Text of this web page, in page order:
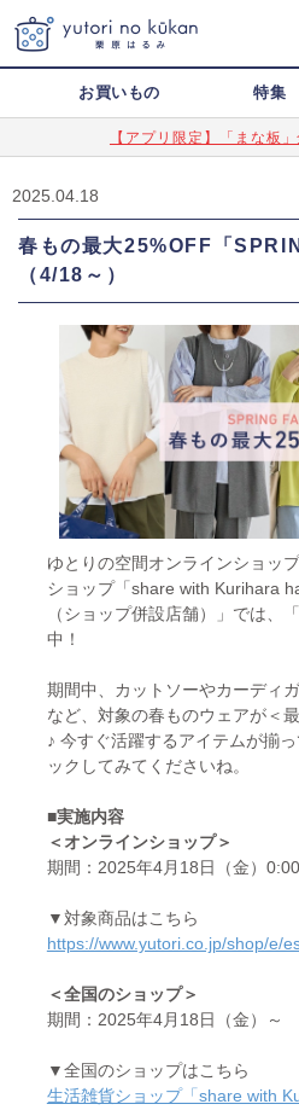
お買いもの 特集
【アプリ限定】「まな板
2025.04.18
春もの最大25%OFF「
（4/18～）
ゆとりの空間オンラインショッ
ショップ「share with Kurihara
（ショップ併設店舗）」では、
中！
期間中、カットソーやカーディ
など、対象の春ものウェアが＜
♪ 今すぐ活躍するアイテムが揃
ックしてみてくださいね。
■実施内容
＜オンラインショップ＞
期間：2025年4月18日（金）
▼対象商品はこちら
https://www.yutori.co.jp/shop/e/
＜全国のショップ＞
期間：2025年4月18日（金）～
▼全国のショップはこちら
生活雑貨ショップ「share with